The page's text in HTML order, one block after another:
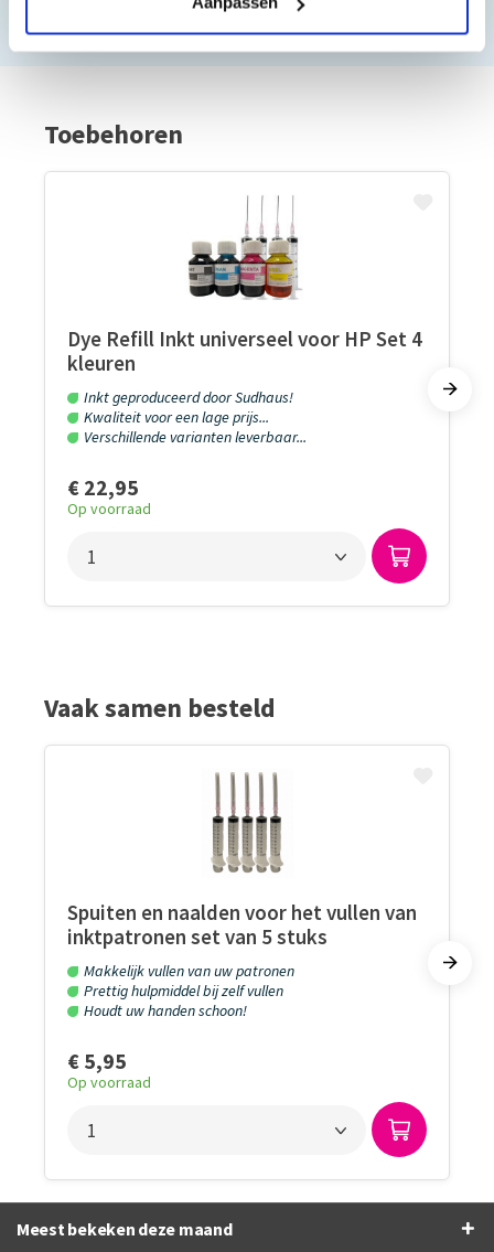
Toebehoren
Dye Refill Inkt universeel voor HP Set 4
kleuren
Inkt geproduceerd door Sudhaus!
Kwaliteit voor een lage prijs...
Verschillende varianten leverbaar...
€ 22,95
Op voorraad
Vaak samen besteld
Spuiten en naalden voor het vullen van
inktpatronen set van 5 stuks
Makkelijk vullen van uw patronen
Prettig hulpmiddel bij zelf vullen
Houdt uw handen schoon!
€ 5,95
Op voorraad
Meest bekeken deze maand